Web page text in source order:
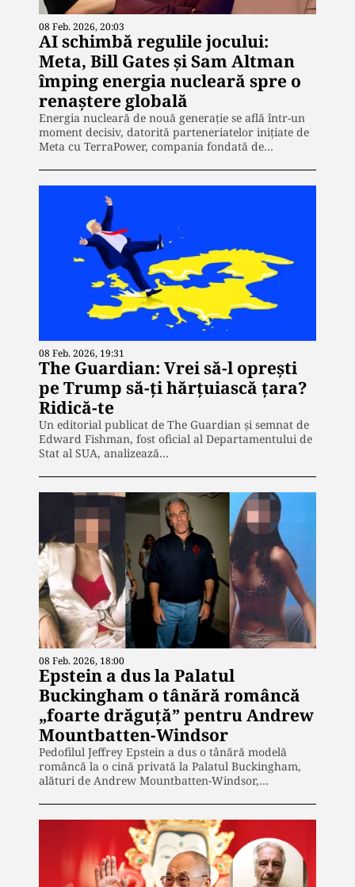
08 Feb. 2026, 20:03
AI schimbă regulile jocului:
Meta, Bill Gates și Sam Altman
împing energia nucleară spre o
renaștere globală
Energia nucleară de nouă generație se află într-un
moment decisiv, datorită parteneriatelor inițiate de
Meta cu TerraPower, compania fondată de…
08 Feb. 2026, 19:31
The Guardian: Vrei să-l oprești
pe Trump să-ți hărțuiască țara?
Ridică-te
Un editorial publicat de The Guardian și semnat de
Edward Fishman, fost oficial al Departamentului de
Stat al SUA, analizează…
08 Feb. 2026, 18:00
Epstein a dus la Palatul
Buckingham o tânără româncă
„foarte drăguță” pentru Andrew
Mountbatten-Windsor
Pedofilul Jeffrey Epstein a dus o tânără modelă
româncă la o cină privată la Palatul Buckingham,
alături de Andrew Mountbatten-Windsor,…